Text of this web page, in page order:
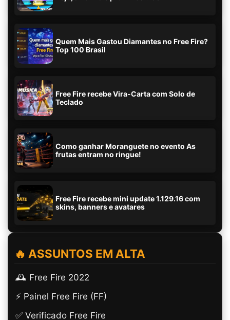
Quem Mais Gastou Diamantes no Free Fire?
Top 100 Brasil
Free Fire recebe Vira-Carta com Solo de
Teclado
Como ganhar Moranguete no evento As
frutas entram no ringue!
Free Fire recebe mini update 1.129.16 com
skins, banners e avatares
🔥 ASSUNTOS EM ALTA
🕰️ Free Fire 2022
⚡ Painel Free Fire (FF)
✅ Verificado Free Fire